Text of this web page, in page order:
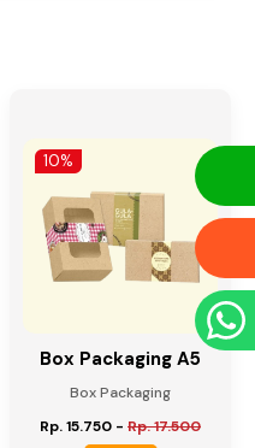
10%
Box Packaging A5
Box Packaging
Rp. 15.750 - Rp. 17.500